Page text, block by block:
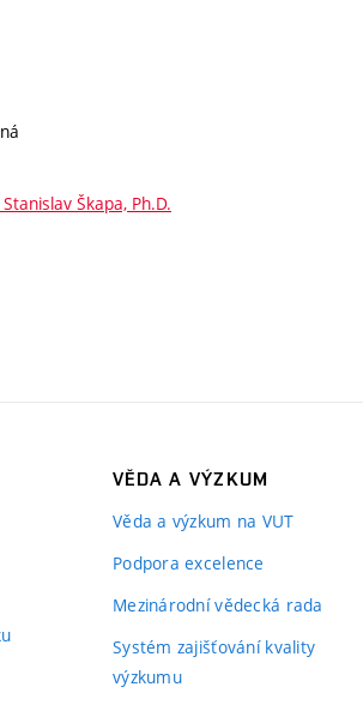
Škapa, Ph.D.
VĚDA A VÝZKUM
Věda a výzkum na VUT
Podpora excelence
Mezinárodní vědecká rada
Systém zajišťování kvality
výzkumu